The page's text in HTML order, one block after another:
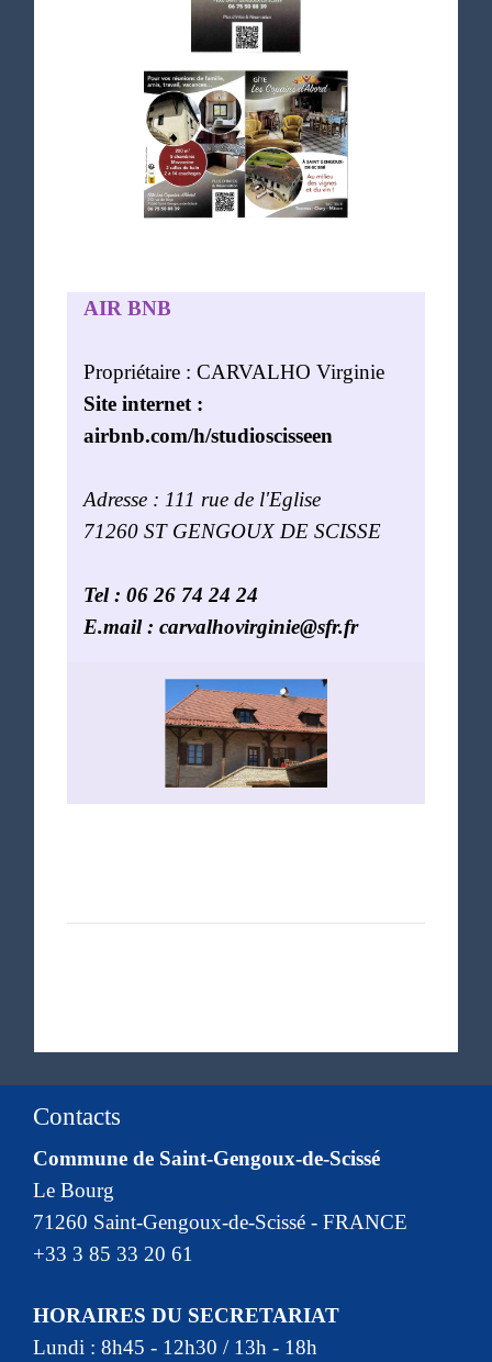
AIR BNB
Propriétaire : CARVALHO Virginie
Site internet :
airbnb.com/h/studioscisseen
Adresse : 111 rue de l'Eglise
71260 ST GENGOUX DE SCISSE
Tel : 06 26 74 24 24
E.mail : carvalhovirginie@sfr.fr
Contacts
Commune de Saint-Gengoux-de-Scissé
Le Bourg
71260 Saint-Gengoux-de-Scissé - FRANCE
+33 3 85 33 20 61
HORAIRES DU SECRETARIAT
Lundi : 8h45 - 12h30 / 13h - 18h